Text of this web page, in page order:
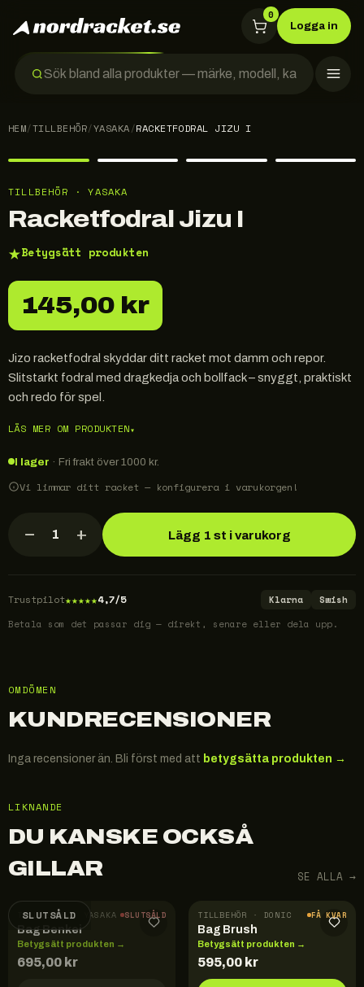
0
Logga in
HEM/TILLBEHÖR/YASAKA/RACKETFODRAL JIZU I
TILLBEHÖR · YASAKA
Racketfodral Jizu I
★Betygsätt produkten
145,00 kr
Jizo racketfodral skyddar ditt racket mot damm och repor.
Slitstarkt fodral med dragkedja och bollfack – snyggt, praktiskt
och redo för spel.
LÄS MER OM PRODUKTEN▾
I lager · Fri frakt över 1000 kr.
Vi limmar ditt racket — konfigurera i varukorgen!
− 1 + Lägg 1 st i varukorg
Trustpilot★★★★★4,7/5 Klarna
Swish
Betala som det passar dig — direkt, senare eller dela upp.
OMDÖMEN
KUNDRECENSIONER
Inga recensioner än. Bli först med att betygsätta produkten →
LIKNANDE
DU KANSKE OCKSÅ
GILLAR
SE ALLA →
SLUTSÅLD
TILLBEHÖR · YASAKA SLUTSÅLD
Bag Benkei
Betygsätt produkten →
695,00 kr
TILLBEHÖR · DONIC FÅ KVAR
Bag Brush
Betygsätt produkten →
595,00 kr